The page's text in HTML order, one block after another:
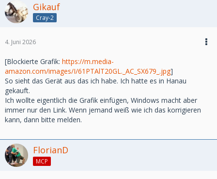
Gikauf
Cray-2
4. Juni 2026
[Blockierte Grafik: https://m.media-
amazon.com/images/I/61PTAlT20GL._AC_SX679_.jpg]
So sieht das Gerät aus das ich habe. Ich hatte es in Hanau
gekauft.
Ich wollte eigentlich die Grafik einfügen, Windows macht aber
immer nur den Link. Wenn jemand weiß wie ich das korrigieren
kann, dann bitte melden.
FlorianD
MCP